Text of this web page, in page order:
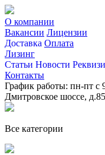
О компании
Вакансии Лицензии
Доставка Оплата
Лизинг
Статьи Новости
Контакты
График работы: пн-пт с
Дмитровское шоссе, д.85
Все категории